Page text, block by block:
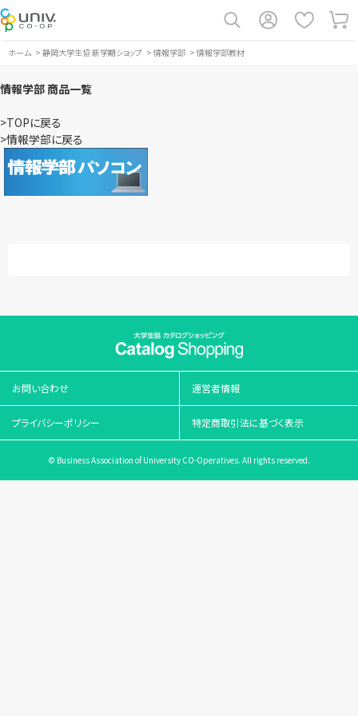
ホーム > 静岡大学生協 新学期ショップ > 情報学部 > 情報学部教材
情報学部 商品一覧
>TOPに戻る
>情報学部に戻る
お問い合わせ 運営者情報
プライバシーポリシー 特定商取引法に基づく表示
© Business Association of University CO-Operatives. All rights reserved.